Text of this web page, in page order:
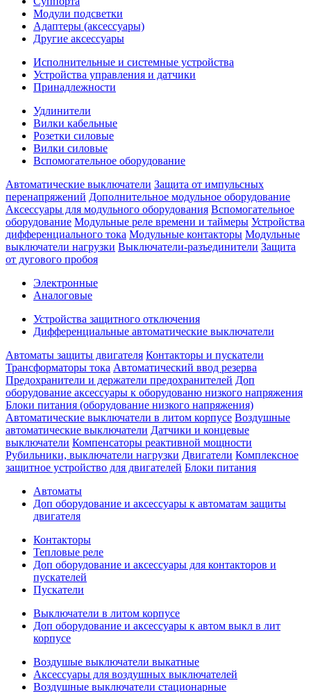
Модули подсветки
Адаптеры (аксессуары)
Другие аксессуары
Исполнительные и системные устройства
Устройства управления и датчики
Принадлежности
Удлинители
Вилки кабельные
Розетки силовые
Вилки силовые
Вспомогательное оборудование
Автоматические выключатели Защита от импульсных
перенапряжений Дополнительное модульное оборудование
Аксессуары для модульного оборудования Вспомогательное
оборудование Модульные реле времени и таймеры Устройства
дифференциального тока Модульные контакторы Модульные
выключатели нагрузки Выключатели-разъединители Защита
от дугового пробоя
Электронные
Аналоговые
Устройства защитного отключения
Дифференциальные автоматические выключатели
Автоматы защиты двигателя Контакторы и пускатели
Трансформаторы тока Автоматический ввод резерва
Предохранители и держатели предохранителей Доп
оборудование аксессуары к оборудованю низкого напряжения
Блоки питания (оборудование низкого напряжения)
Автоматические выключатели в литом корпусе Воздушные
автоматические выключатели Датчики и концевые
выключатели Компенсаторы реактивной мощности
Рубильники, выключатели нагрузки Двигатели Комплексное
защитное устройство для двигателей Блоки питания
Автоматы
Доп оборудование и аксессуары к автоматам защиты
двигателя
Контакторы
Тепловые реле
Доп оборудование и аксессуары для контакторов и
пускателей
Пускатели
Выключатели в литом корпусе
Доп оборудование и аксессуары к автом выкл в лит
корпусе
Воздушые выключатели выкатные
Аксессуары для воздушных выключателей
Воздушные выключатели стационарные